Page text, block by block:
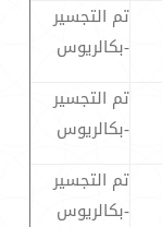
تم التجسير
-بكالريوس
تم التجسير
-بكالريوس
تم التجسير
-بكالريوس